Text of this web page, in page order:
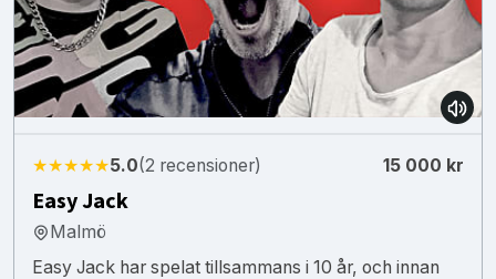
★★★★★5.0(2 recensioner) 15 000 kr
Easy Jack
Malmö
Easy Jack har spelat tillsammans i 10 år, och innan